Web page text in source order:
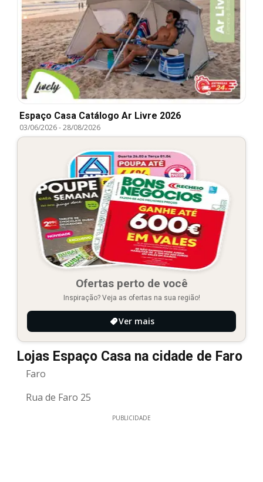
Espaço Casa Catálogo Ar Livre 2026
03/06/2026-28/08/2026
Ofertas perto de você
Inspiração? Veja as ofertas na sua região!
Ver mais
Lojas Espaço Casa na cidade de Faro
Faro
Rua de Faro 25
PUBLICIDADE